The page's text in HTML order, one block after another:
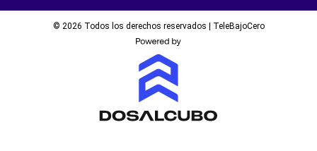
© 2026 Todos los derechos reservados | TeleBajoCero